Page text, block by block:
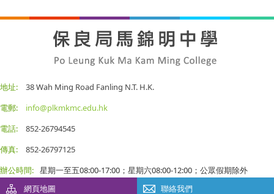
地址:
38 Wah Ming Road Fanling N.T. H.K.
電郵:
info@plkmkmc.edu.hk
電話:
852-26794545
傳真:
852-26797125
辦公時間: 星期一至五08:00-17:00；星期六08:00-12:00；公眾假期除外
網頁地圖
聯絡我們